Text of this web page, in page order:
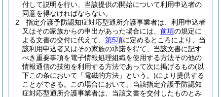
付して説明を行い、当該提供の開始について利用申込者の
同意を得なければならない。
2
指定介護予防認知症対応型通所介護事業者は、利用申込者
又はその家族からの申出があった場合には、 前項の規定に
よる文書の交付に代えて、 第5項に定めるところにより、当
該利用申込者又はその家族の承諾を得て、当該文書に記す
べき重要事項を電子情報処理組織を使用する方法その他の
情報通信の技術を利用する方法であって次に掲げるもの(以
下この条において「電磁的方法」という。)により提供する
ことができる。
この場合において、当該指定介護予防認知
症対応型通所介護事業者は、当該文書を交付したものとみ